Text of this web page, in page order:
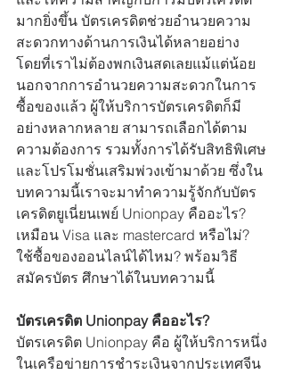
มากยิ่งขึ้น บัตรเครดิตช่วยอำนวยความ
สะดวกทางด้านการเงินได้หลายอย่าง
โดยที่เราไม่ต้องพกเงินสดเลยแม้แต่น้อย
นอกจากการอำนวยความสะดวกในการ
ซื้อของแล้ว ผู้ให้บริการบัตรเครดิตก็มี
อย่างหลากหลาย สามารถเลือกได้ตาม
ความต้องการ รวมทั้งการได้รับสิทธิพิเศษ
และโปรโมชั่นเสริมพ่วงเข้ามาด้วย ซึ่งใน
บทความนี้เราจะมาทำความรู้จักกับบัตร
เครดิตยูเนี่ยนเพย์ Unionpay คืออะไร?
เหมือน Visa และ mastercard หรือไม่?
ใช้ซื้อของออนไลน์ได้ไหม? พร้อมวิธี
สมัครบัตร ศึกษาได้ในบทความนี้
บัตรเครดิต Unionpay คืออะไร?
บัตรเครดิต Unionpay คือ ผู้ให้บริการหนึ่ง
ในเครือข่ายการชำระเงินจากประเทศจีน